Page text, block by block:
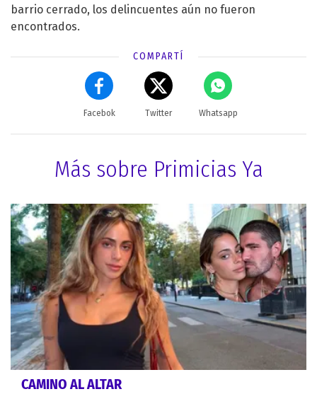
barrio cerrado, los delincuentes aún no fueron
encontrados.
COMPARTÍ
Facebok Twitter Whatsapp
Más sobre Primicias Ya
CAMINO AL ALTAR